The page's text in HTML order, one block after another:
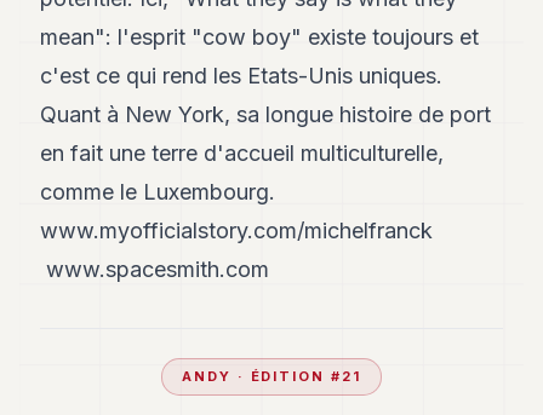
mean": l'esprit "cow boy" existe toujours et
c'est ce qui rend les Etats-Unis uniques.
Quant à New York, sa longue histoire de port
en fait une terre d'accueil multiculturelle,
comme le Luxembourg.
www.myofficialstory.com/michelfranck
www.spacesmith.com
ANDY · ÉDITION # 21